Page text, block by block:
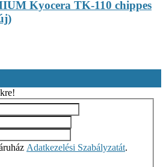
Kyocera TK-110 chippes
Adatkezelési Szabályzatát.